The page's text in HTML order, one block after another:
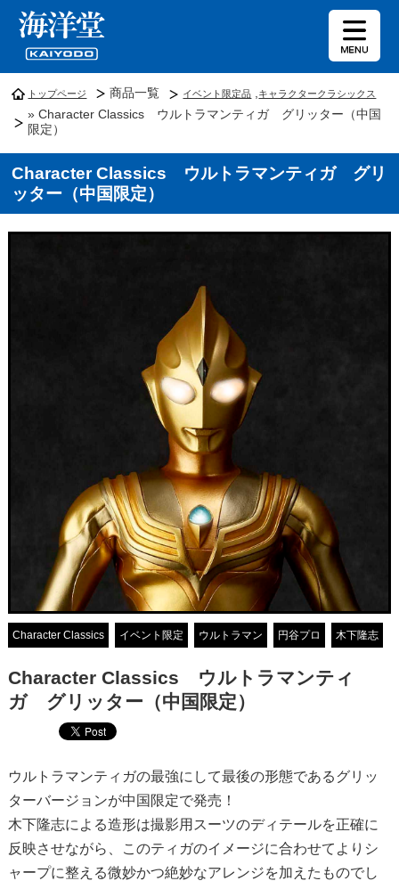
トップページ 商品一覧 イベント限定品 キャラクタークラシックス
» Character Classics ウルトラマンティガ グリッター（中国
限定）
Character Classics ウルトラマンティガ グリ
ッター（中国限定）
Character Classics イベント限定 ウルトラマン 円谷プロ 木下隆志
Character Classics ウルトラマンティ
ガ グリッター（中国限定）
ウルトラマンティガの最強にして最後の形態であるグリッ
ターバージョンが中国限定で発売！
木下隆志による造形は撮影用スーツのディテールを正確に
反映させながら、このティガのイメージに合わせてよりシ
ャープに整える微妙かつ絶妙なアレンジを加えたものでし